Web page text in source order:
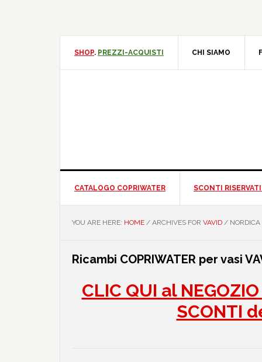
SHOP. PREZZI-ACQUISTI CHI SIAMO
CATALOGO COPRIWATER SCONTI
YOU ARE HERE: HOME / ARCHIVES FOR VAVID / NORDICA
Ricambi COPRIWATER per vasi
CLIC QUI al
SCONTI